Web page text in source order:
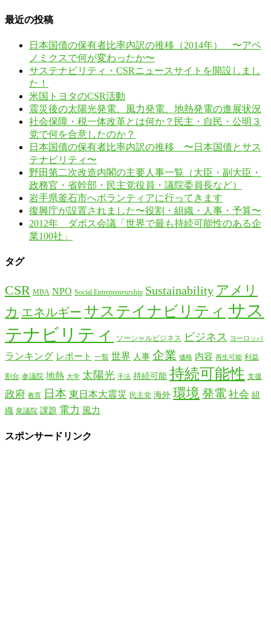
最近の投稿
日本国債の保有者比率内訳の推移（2014年） 〜アベ
ノミクスで何が変わったか〜
サステナビリティ・CSRニュースサイトを開設しまし
た！
米国トヨタのCSR活動
震災後の太陽光発電、風力発電、地熱発電の進展状況
社会保障・税一体改革とは何か？民主・自民・公明３
党で何を合意したのか？
日本国債の保有者比率内訳の推移 〜日本国債とサス
テナビリティ〜
野田第二次改造内閣の主要人事一覧（大臣・副大臣・
政務官・省幹部・民主党役員・議院委員長など）
岩手県釜石市へボランティアに行ってきます
復興庁が設置されました〜役割・組織・人事・予算〜
2012年 ダボス会議「世界で最も持続可能性のある企
業100社」
タグ
CSR MBA NPO Social Entrepreneurship Sustainability アメリ
カ エネルギー サステイナビリティ サス
テナビリティ
ソーシャルビジネス ビジネス ヨーロッパ
ランキング レポート 一覧 世界 人事 企業 価格 内容 再生可能 利益
割合 参議院 地熱 大学 太陽光 手法 持続可能 持続可能性 支援
政府 教育 日本 東日本大震災 民主党 海外 環境発電 社会 組
織 衆議院 課題 電力 風力
スポンサードリンク